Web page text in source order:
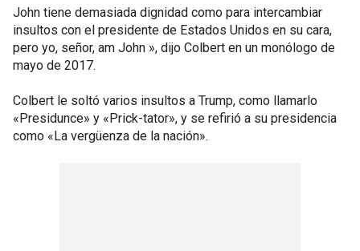
John tiene demasiada dignidad como para intercambiar
insultos con el presidente de Estados Unidos en su cara,
pero yo, señor, am John », dijo Colbert en un monólogo de
mayo de 2017.
Colbert le soltó varios insultos a Trump, como llamarlo
«Presidunce» y «Prick-tator», y se refirió a su presidencia
como «La vergüenza de la nación».